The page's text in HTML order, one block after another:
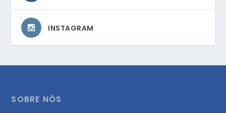
INSTAGRAM
SOBRE NÓS